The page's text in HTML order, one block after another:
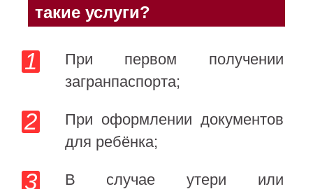
такие услуги?
При первом получении
загранпаспорта;
При оформлении документов
для ребёнка;
В случае утери или